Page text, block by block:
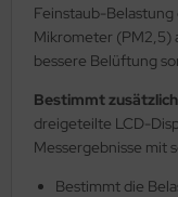
Feinstaub-Belastung
Mikrometer (PM2,5)
bessere Belüftung
Bestimmt
dreigeteilte LCD-
Messergebnisse mit
Bestimmt die